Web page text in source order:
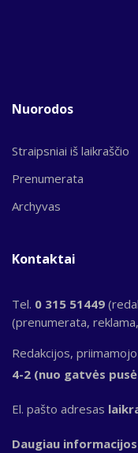
Nuorodos
Straipsniai iš laikraščio
Prenumerata
Archyvas
Kontaktai
Tel. 0 315 51449
(prenumerata,
Redakcijos,
4-2 (nuo gatvės
El. pašto adresas
Daugiau informacijos